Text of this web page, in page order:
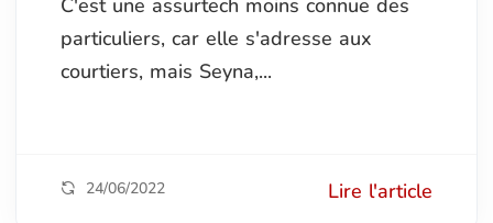
C'est une assurtech moins connue des
particuliers, car elle s'adresse aux
courtiers, mais Seyna,...
24/06/2022 Lire l'article